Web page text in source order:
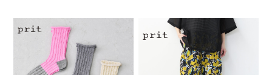
ウター・羽織り・ノーカラ
ー・LADY'S [2026SS]
感・LADY'S [2026SS]